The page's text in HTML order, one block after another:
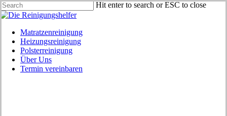
Skip
to
content
Hit enter to search or ESC to close
Close
Menu
Matratzenreinigung
Heizungsreinigung
Polsterreinigung
Über Uns
Termin vereinbaren